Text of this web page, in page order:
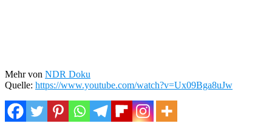
Mehr von NDR Doku
Quelle: https://www.youtube.com/watch?v=Ux09Bga8uJw